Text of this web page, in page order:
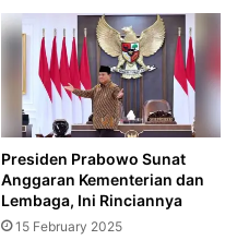
Presiden Prabowo Sunat
Anggaran Kementerian dan
Lembaga, Ini Rinciannya
15 February 2025